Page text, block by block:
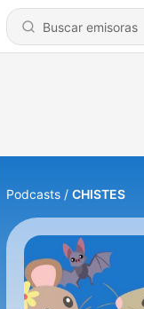
Podcasts CHISTES